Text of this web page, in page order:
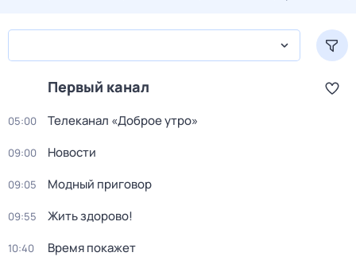
Первый канал
05:00 Телеканал «Доброе утро»
09:00 Новости
09:05 Модный приговор
09:55 Жить здорово!
10:40 Время покажет